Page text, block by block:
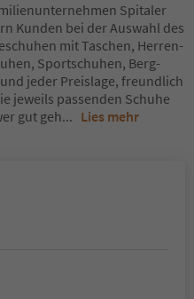
Spitaler
Kunden bei der Auswahl des
mit Taschen, Herren-
Sportschuhen, Berg-
jeder Preislage, freundlich
jeweils passenden Schuhe
gut geh... Lies mehr